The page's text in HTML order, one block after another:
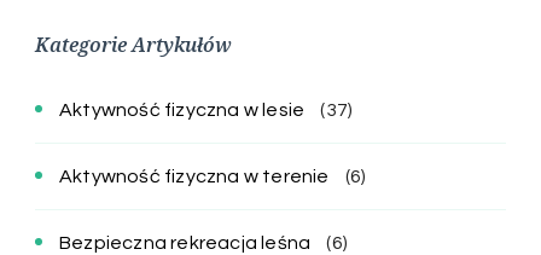
Kategorie Artykułów
Aktywność fizyczna w lesie (37)
Aktywność fizyczna w terenie (6)
Bezpieczna rekreacja leśna (6)